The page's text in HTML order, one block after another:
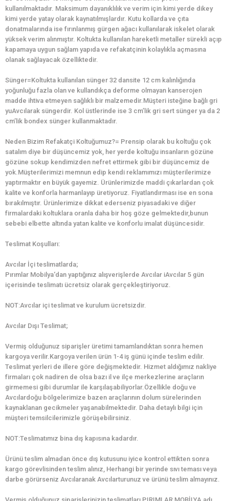
kullanılmaktadır. Maksimum dayanıklılık ve verim için kimi yerde dikey
kimi yerde yatay olarak kaynatılmışlardır. Kutu kollarda ve çıta
donatmalarında ise fırınlanmış gürgen ağacı kullanılarak iskelet olarak
yüksek verim alınmıştır. Koltukta kullanılan hareketli metaller sürekli açıp
kapamaya uygun sağlam yapıda ve refakatçinin kolaylıkla açmasına
olanak sağlayacak özelliktedir.
Sünger=Koltukta kullanılan sünger 32 dansite 12 cm kalınlığında
yoğunluğu fazla olan ve kullandıkça deforme olmayan kanserojen
madde ihtiva etmeyen sağlıklı bir malzemedir.Müşteri isteğine bağlı gri
yuAvcılarak süngerdir. Kol üstlerinde ise 3 cm’lik gri sert sünger ya da 2
cm’lik bondex sünger kullanmaktadır.
Neden Bizim Refakatçi Koltuğumuz?= Prensip olarak bu koltuğu çok
satalım diye bir düşüncemiz yok, her yerde koltuğu insanların gözüne
gözüne sokup kendimizden nefret ettirmek gibi bir düşüncemiz de
yok.Müşterilerimizi memnun edip kendi reklamımızı müşterilerimize
yaptırmaktır en büyük gayemiz. Ürünlerimizde maddi çıkarlardan çok
kalite ve konforla harmanlayıp üretiyoruz. Fiyatlandırması ise en sona
bırakılmıştır. Ürünlerimize dikkat ederseniz piyasadaki ve diğer
firmalardaki koltuklara oranla daha bir hoş göze gelmektedir,bunun
sebebi elbette altında yatan kalite ve konforlu imalat düşüncesidir.
Teslimat Koşulları:
Avcılar İçi teslimatlarda;
Pırımlar Mobilya‘dan yaptığınız alışverişlerde Avcılar iAvcılar 5 gün
içerisinde teslimatı ücretsiz olarak gerçekleştiriyoruz.
NOT:Avcılar içi teslimat ve kurulum ücretsizdir.
Avcılar Dışı Teslimat;
Vermiş olduğunuz siparişler üretimi tamamlandıktan sonra hemen
kargoya verilir.Kargoya verilen ürün 1-4 iş günü içinde teslim edilir.
Teslimat yerleri de illere göre değişmektedir. Hizmet aldığımız nakliye
firmaları çok nadiren de olsa bazı il ve ilçe merkezlerine araçların
girmemesi gibi durumlar ile karşılaşabiliyorlar.Özellikle doğu ve
Avcılardoğu bölgelerimize bazen araçlarının dolum sürelerinden
kaynaklanan gecikmeler yaşanabilmektedir. Daha detaylı bilgi için
müşteri temsilcilerimizle görüşebilirsiniz.
NOT:Teslimatımız bina dış kapısına kadardır.
Ürünü teslim almadan önce dış kutusunu iyice kontrol ettikten sonra
kargo görevlisinden teslim alınız, Herhangi bir yerinde sıvı teması veya
darbe görürseniz Avcılaranak Avcılarturunuz ve ürünü teslim almayınız.